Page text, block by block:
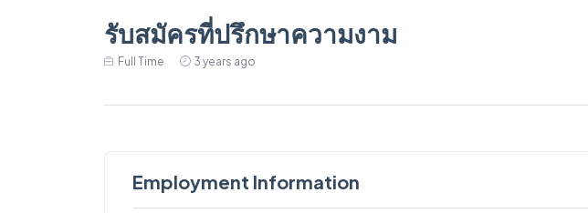
รับสมัครที่ปรึกษาความงาม
Full Time 3 years ago
Employment Information